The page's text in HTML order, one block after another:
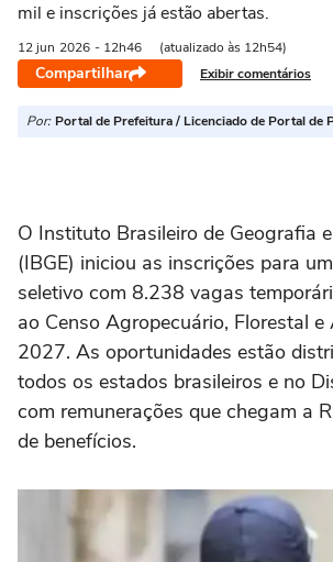
mil e inscrições já estão abertas.
12 jun 2026 - 12h46 (atualizado às 12h54)
Compartilhar Exibir comentários
Por: Portal de Prefeitura / Licenciado de Portal de
O Instituto Brasileiro de Geografia
(IBGE) iniciou as inscrições para
seletivo com 8.238 vagas
ao Censo Agropecuário, Florestal e
2027. As oportunidades estão
todos os estados brasileiros e no
com remunerações que chegam a
de benefícios.